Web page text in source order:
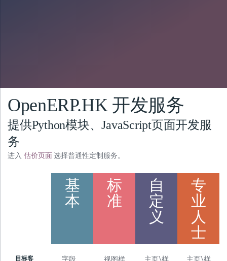
OpenERP.HK 开发服务
提供Python模块、JavaScript页面开发服
务
进入 估价页面 选择普通性定制服务。
基
本
标
准
自
定
义
专
业
人
士
目标客
字段、
视图样
主页\样
主页\样